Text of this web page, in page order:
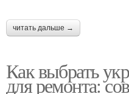
читать дальше →
Как выбрать
для ремонта: